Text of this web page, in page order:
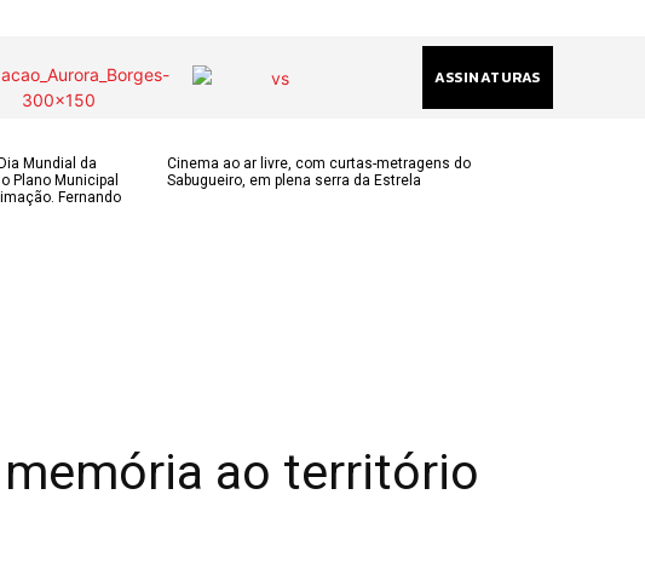
ASSINATURAS
Mundial da
Plano Municipal
Fernando
Cinema ao ar livre, com curtas-metragens do
Sabugueiro, em plena serra da Estrela
memória ao território